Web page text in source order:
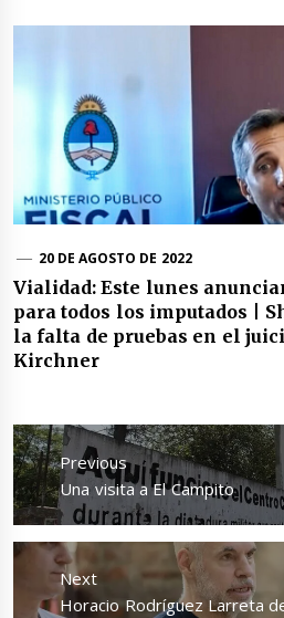
20 DE AGOSTO DE 2022
Vialidad: Este lunes
para todos los imputados |
la falta de pruebas en el
Kirchner
Navegación
de
entradas
Previous
Previous
post:
Una visita a El Campito
Next
Next
Horacio Rodríguez Larreta